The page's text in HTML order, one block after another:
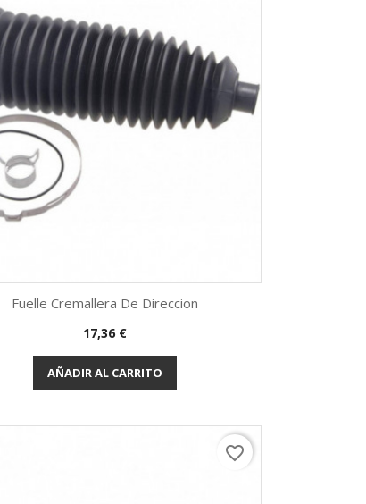
Vista rápida
Fuelle Cremallera De Direccion
Precio
17,36 €
AÑADIR AL CARRITO
favorite_border